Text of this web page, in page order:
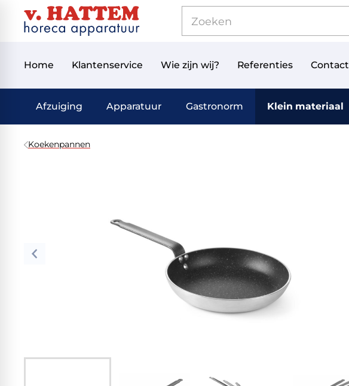
Home Klantenservice Wie zijn wij? Referenties Contact
Afzuiging Apparatuur Gastronorm Klein materiaal
Koekenpannen